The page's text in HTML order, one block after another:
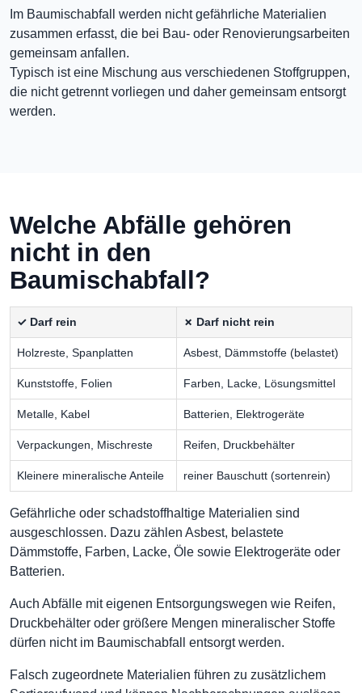
Im Baumischabfall werden nicht gefährliche Materialien
zusammen erfasst, die bei Bau- oder Renovierungsarbeiten
gemeinsam anfallen.
Typisch ist eine Mischung aus verschiedenen Stoffgruppen,
die nicht getrennt vorliegen und daher gemeinsam entsorgt
werden.
Welche Abfälle gehören
nicht in den
Baumischabfall?
✓ Darf rein ✗ Darf nicht rein
Holzreste, Spanplatten Asbest, Dämmstoffe (belastet)
Kunststoffe, Folien Farben, Lacke, Lösungsmittel
Metalle, Kabel Batterien, Elektrogeräte
Verpackungen, Mischreste Reifen, Druckbehälter
Kleinere mineralische Anteile reiner Bauschutt (sortenrein)
Gefährliche oder schadstoffhaltige Materialien sind
ausgeschlossen. Dazu zählen Asbest, belastete
Dämmstoffe, Farben, Lacke, Öle sowie Elektrogeräte oder
Batterien.
Auch Abfälle mit eigenen Entsorgungswegen wie Reifen,
Druckbehälter oder größere Mengen mineralischer Stoffe
dürfen nicht im Baumischabfall entsorgt werden.
Falsch zugeordnete Materialien führen zu zusätzlichem